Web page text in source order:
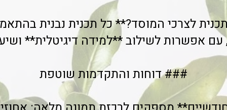
לצרכי המוסד?** כל תכנית נבנית
עם אפשרות לשילוב **למידה דיגיטלית**
### דוחות והתקדמות שוטפת